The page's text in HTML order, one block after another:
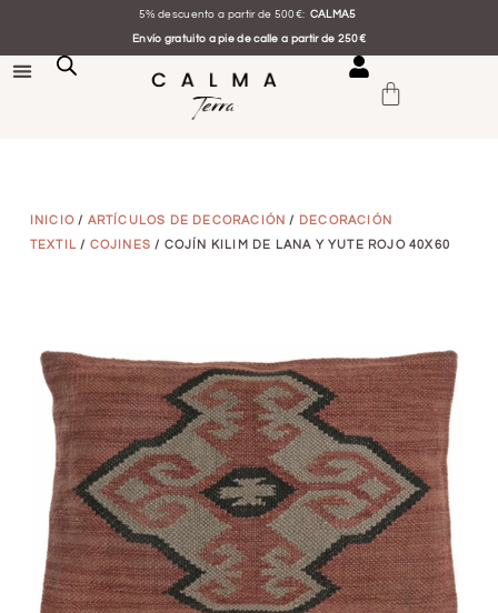
5% descuento a partir de 500€: CALMA5
Envío gratuito a pie de calle a partir de 250€
INICIO / ARTÍCULOS DE DECORACIÓN /
DECORACIÓN
TEXTIL / COJINES / COJÍN KILIM DE LANA Y YUTE ROJO 40X60